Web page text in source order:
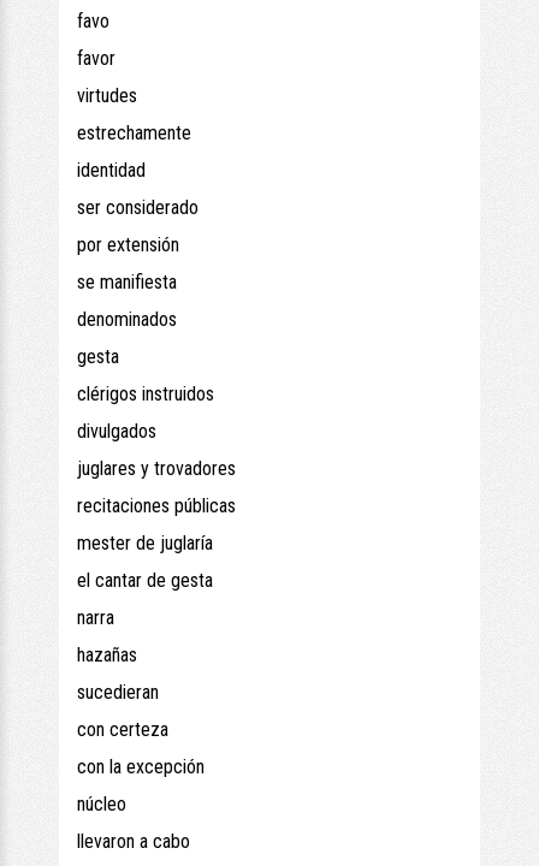
favo
favor
virtudes
estrechamente
identidad
ser considerado
por extensión
se manifiesta
denominados
gesta
clérigos instruidos
divulgados
juglares y trovadores
recitaciones públicas
mester de juglaría
el cantar de gesta
narra
hazañas
sucedieran
con certeza
con la excepción
núcleo
llevaron a cabo